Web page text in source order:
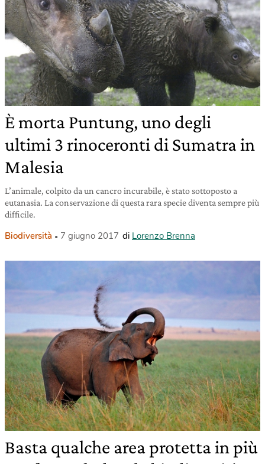
È morta Puntung, uno degli
ultimi 3 rinoceronti di Sumatra in
Malesia
L’animale, colpito da un cancro incurabile, è stato sottoposto a
eutanasia. La conservazione di questa rara specie diventa sempre più
difficile.
Biodiversità 7 giugno 2017 di Lorenzo Brenna
Basta qualche area protetta in più